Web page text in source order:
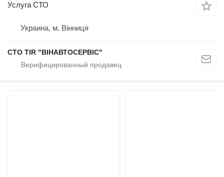
Услуга СТО
Украина, м. Вінниця
СТО TIR "ВІНАВТОСЕРВІС"